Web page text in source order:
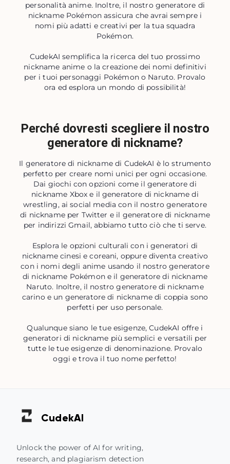
personalità anime. Inoltre, il nostro generatore di
nickname Pokémon assicura che avrai sempre i
nomi più adatti e creativi per la tua squadra
Pokémon.
CudekAI semplifica la ricerca del tuo prossimo
nickname anime o la creazione dei nomi definitivi
per i tuoi personaggi Pokémon o Naruto. Provalo
ora ed esplora un mondo di possibilità!
Perché dovresti scegliere il nostro
generatore di nickname?
Il generatore di nickname di CudekAI è lo strumento
perfetto per creare nomi unici per ogni occasione.
Dai giochi con opzioni come il generatore di
nickname Xbox e il generatore di nickname di
wrestling, ai social media con il nostro generatore
di nickname per Twitter e il generatore di nickname
per indirizzi Gmail, abbiamo tutto ciò che ti serve.
Esplora le opzioni culturali con i generatori di
nickname cinesi e coreani, oppure diventa creativo
con i nomi degli anime usando il nostro generatore
di nickname Pokémon e il generatore di nickname
Naruto. Inoltre, il nostro generatore di nickname
carino e un generatore di nickname di coppia sono
perfetti per uso personale.
Qualunque siano le tue esigenze, CudekAI offre i
generatori di nickname più semplici e versatili per
tutte le tue esigenze di denominazione. Provalo
oggi e trova il tuo nome perfetto!
CudekAI
Unlock the power of AI for writing,
research, and plagiarism detection